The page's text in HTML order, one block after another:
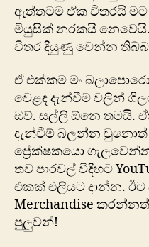
ඇත්තටම ඒක විතරයි
මියුසික් නරකයි
විතර දියුණු වෙන්න
ඒ එක්කම මං
වෙළඳ දැන්වීම් වලින්
ඔව්. සල්ලි ඕනෙ තමයි.
දැන්වීම් බලන්න වුනොත්
ප්‍රේක්ෂකයො
තව පාරවල් විදිහට
එකක් එලියට දාන්න. ඊට
Merchandise
පුලුවන්!